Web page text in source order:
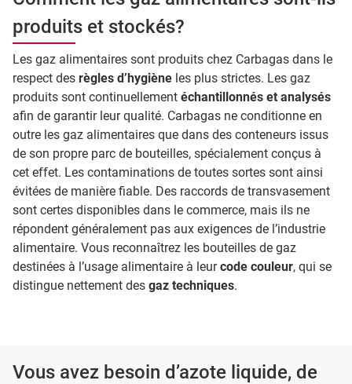
produits et stockés?
Les gaz alimentaires sont produits chez Carbagas dans le
respect des règles d’hygiène les plus strictes. Les gaz
produits sont continuellement échantillonnés et analysés
afin de garantir leur qualité. Carbagas ne conditionne en
outre les gaz alimentaires que dans des conteneurs issus
de son propre parc de bouteilles, spécialement conçus à
cet effet. Les contaminations de toutes sortes sont ainsi
évitées de manière fiable. Des raccords de transvasement
sont certes disponibles dans le commerce, mais ils ne
répondent généralement pas aux exigences de l’industrie
alimentaire. Vous reconnaîtrez les bouteilles de gaz
destinées à l’usage alimentaire à leurcode couleur, qui se
distingue nettement des gaz techniques.
Vous avez besoin d’azote liquide, de